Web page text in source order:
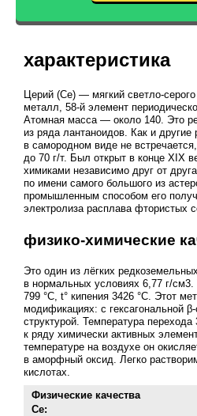
характеристика
Церий (Се) — мягкий светло-
металл, 58-й элемент
Атомная масса — около 140. Это
из ряда лантаноидов. Как и
в самородном виде не
до 70 г/т. Был открыт в конце XIX
химиками независимо друг от
по имени самого большого из
промышленным способом его
электролиза расплава фтористых
физико-химические
Это один из лёгких
в нормальных условиях 6,77 г/
799 °C, t° кипения 3426 °C. Этот
модификациях: с гексагональной
структурой. Температура перехода
к ряду химически активных
температуре на воздухе он
в аморфный оксид. Легко
кислотах.
Физические качества
Се: